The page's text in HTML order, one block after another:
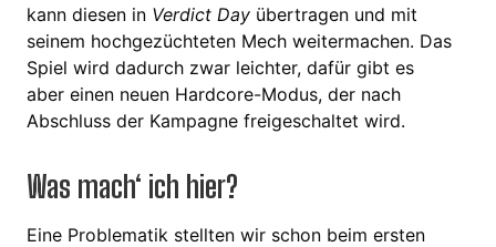
kann diesen in Verdict Day übertragen und mit
seinem hochgezüchteten Mech weitermachen. Das
Spiel wird dadurch zwar leichter, dafür gibt es
aber einen neuen Hardcore-Modus, der nach
Abschluss der Kampagne freigeschaltet wird.
Was mach‘ ich hier?
Eine Problematik stellten wir schon beim ersten